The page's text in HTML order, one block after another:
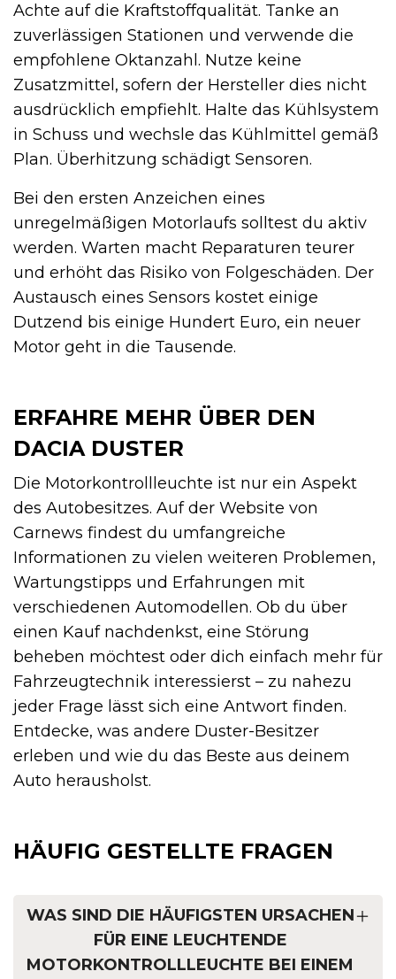
Achte auf die Kraftstoffqualität. Tanke an
zuverlässigen Stationen und verwende die
empfohlene Oktanzahl. Nutze keine
Zusatzmittel, sofern der Hersteller dies nicht
ausdrücklich empfiehlt. Halte das Kühlsystem
in Schuss und wechsle das Kühlmittel gemäß
Plan. Überhitzung schädigt Sensoren.
Bei den ersten Anzeichen eines
unregelmäßigen Motorlaufs solltest du aktiv
werden. Warten macht Reparaturen teurer
und erhöht das Risiko von Folgeschäden. Der
Austausch eines Sensors kostet einige
Dutzend bis einige Hundert Euro, ein neuer
Motor geht in die Tausende.
ERFAHRE MEHR ÜBER DEN
DACIA DUSTER
Die Motorkontrollleuchte ist nur ein Aspekt
des Autobesitzes. Auf der Website von
Carnews findest du umfangreiche
Informationen zu vielen weiteren Problemen,
Wartungstipps und Erfahrungen mit
verschiedenen Automodellen. Ob du über
einen Kauf nachdenkst, eine Störung
beheben möchtest oder dich einfach mehr für
Fahrzeugtechnik interessierst – zu nahezu
jeder Frage lässt sich eine Antwort finden.
Entdecke, was andere Duster-Besitzer
erleben und wie du das Beste aus deinem
Auto herausholst.
HÄUFIG GESTELLTE FRAGEN
WAS SIND DIE HÄUFIGSTEN URSACHEN
FÜR EINE LEUCHTENDE
MOTORKONTROLLLEUCHTE BEI EINEM